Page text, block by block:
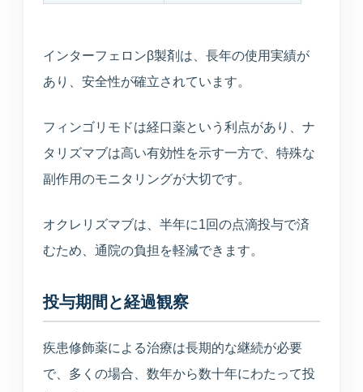
インターフェロンβ製剤は、長年の使用実績が
あり、安全性が確立されています。
フィンゴリモドは経口薬という利点があり、ナ
タリズマブは高い有効性を示す一方で、特殊な
副作用のモニタリングが大切です。
オクレリズマブは、半年に1回の点滴投与で済
むため、通院の負担を軽減できます。
投与期間と経過観察
疾患修飾薬による治療は長期的な継続が必要
で、多くの場合、数年から数十年にわたって投